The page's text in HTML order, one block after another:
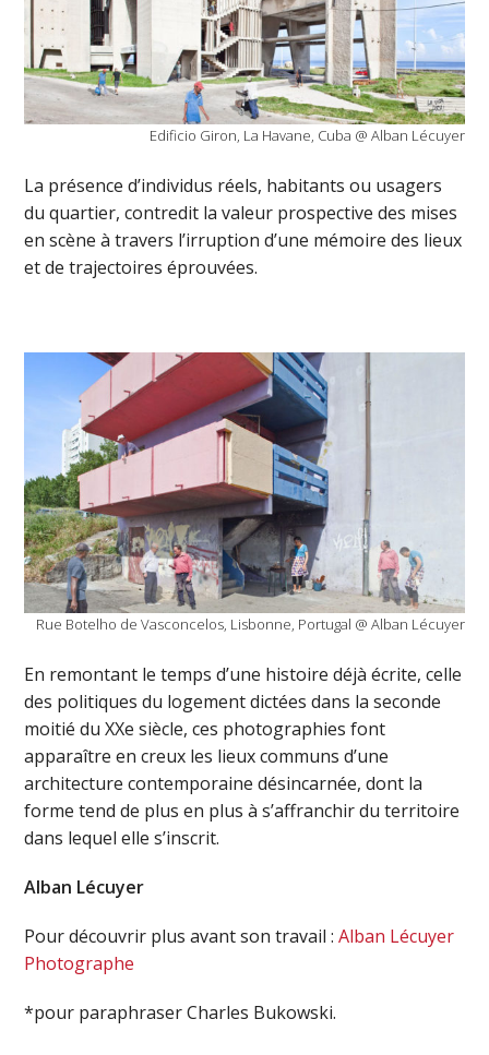
Edificio Giron, La Havane, Cuba @ Alban Lécuyer
La présence d’individus réels, habitants ou usagers
du quartier, contredit la valeur prospective des mises
en scène à travers l’irruption d’une mémoire des lieux
et de trajectoires éprouvées.
Rue Botelho de Vasconcelos, Lisbonne, Portugal @ Alban Lécuyer
En remontant le temps d’une histoire déjà écrite, celle
des politiques du logement dictées dans la seconde
moitié du XXe siècle, ces photographies font
apparaître en creux les lieux communs d’une
architecture contemporaine désincarnée, dont la
forme tend de plus en plus à s’affranchir du territoire
dans lequel elle s’inscrit.
Alban Lécuyer
Pour découvrir plus avant son travail :Alban Lécuyer
Photographe
*pour paraphraser Charles Bukowski.